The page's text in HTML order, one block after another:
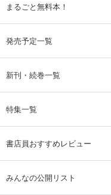
まるごと無料本！
発売予定一覧
新刊・続巻一覧
特集一覧
書店員おすすめレビュー
みんなの公開リスト